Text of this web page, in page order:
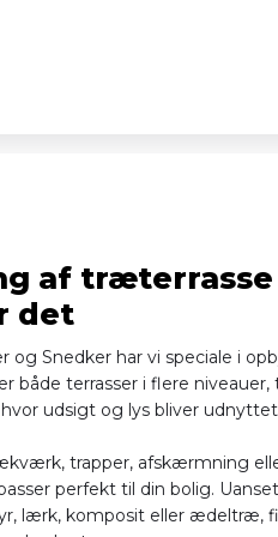
af træterrasse
det
og Snedker har vi speciale i
både terrasser i flere
udsigt og lys bliver
trapper, afskærmning
perfekt til din bolig.
lærk, komposit eller ædeltræ,